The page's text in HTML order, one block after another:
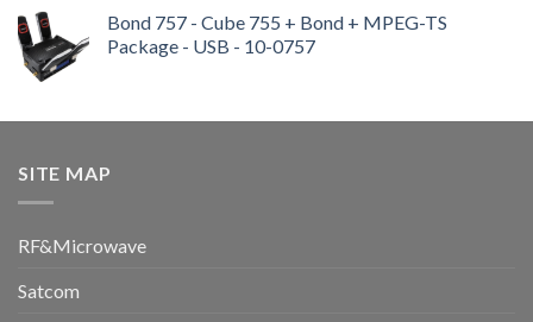
Bond 757 - Cube 755 + Bond + MPEG-TS
Package - USB - 10-0757
SITE MAP
RF&Microwave
Satcom